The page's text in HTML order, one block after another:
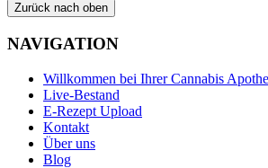
Zurück nach oben
NAVIGATION
Willkommen bei Ihrer Cannabis
Live-Bestand
E-Rezept Upload
Kontakt
Über uns
Blog